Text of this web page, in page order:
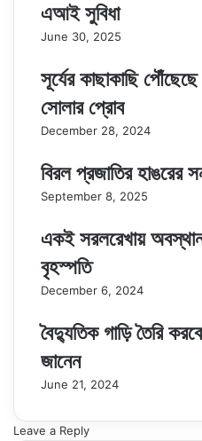
এআই সুবিধা
June 30, 2025
সূর্যের কাছাকাছি পৌঁছেছে
সোলার প্রোব
December 28, 2024
বিরল প্রজাতির হাঙরের
September 8, 2025
একই সরলরেখায়
বৃহস্পতি
December 6, 2024
বৈদ্যুতিক গাড়ি তৈরি
জানেন
June 21, 2024
Leave a Reply